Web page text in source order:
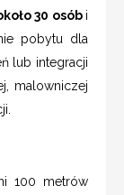
30 osób i
pobytu dla
lub integracji
malowniczej
100 metrów